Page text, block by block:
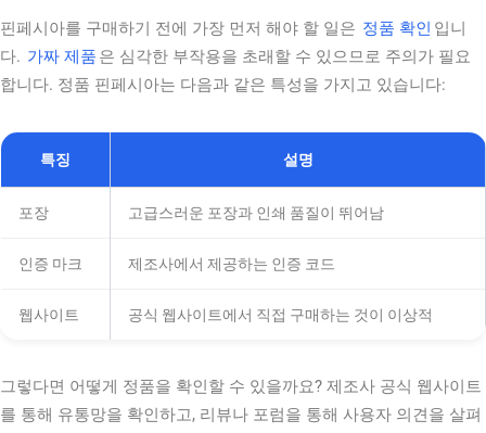
핀페시아를 구매하기 전에 가장 먼저 해야 할 일은 정품 확인 입니
다. 가짜 제품 은 심각한 부작용을 초래할 수 있으므로 주의가 필요
합니다. 정품 핀페시아는 다음과 같은 특성을 가지고 있습니다:
특징 설명
포장 고급스러운 포장과 인쇄 품질이 뛰어남
인증 마크 제조사에서 제공하는 인증 코드
웹사이트 공식 웹사이트에서 직접 구매하는 것이 이상적
그렇다면 어떻게 정품을 확인할 수 있을까요? 제조사 공식 웹사이트
를 통해 유통망을 확인하고, 리뷰나 포럼을 통해 사용자 의견을 살펴